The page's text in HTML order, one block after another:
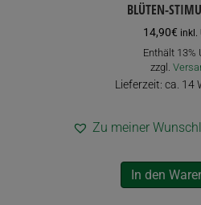
BLÜTEN-
14,90€ inkl.
Enthält 13%
zzgl.
Lieferzeit: ca. 14
Zu meiner
In den